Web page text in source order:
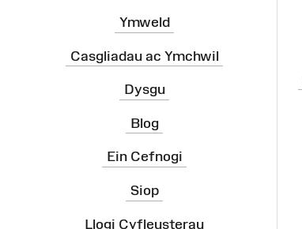
Ymweld
Casgliadau ac Ymchwil
Dysgu
Blog
Ein Cefnogi
Siop
Llogi Cyfleusterau